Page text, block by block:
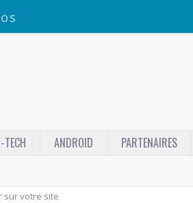
TECH ANDROID PARTENAIRES
sur votre site